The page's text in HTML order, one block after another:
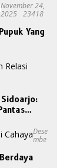
November 24,
2025 23418
Yang
Dese
Mbe